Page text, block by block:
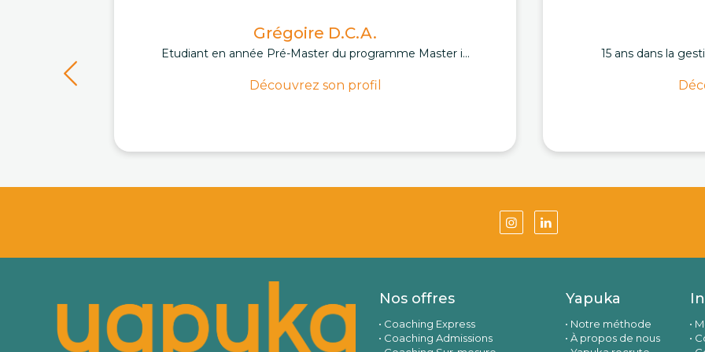
Grégoire D.C.A.
Etudiant en année Pré-Master du programme Master i...
Découvrez son profil
15 ans dans la
Nos offres
Coaching Express
Coaching Admissions
Yapuka
Notre méthode
À propos de nous